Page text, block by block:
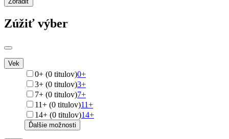
Zúžiť výber
Vek
0+ (0 titulov)0+
3+ (0 titulov)3+
7+ (0 titulov)7+
11+ (0 titulov)11+
14+ (0 titulov)14+
Ďalšie možnosti